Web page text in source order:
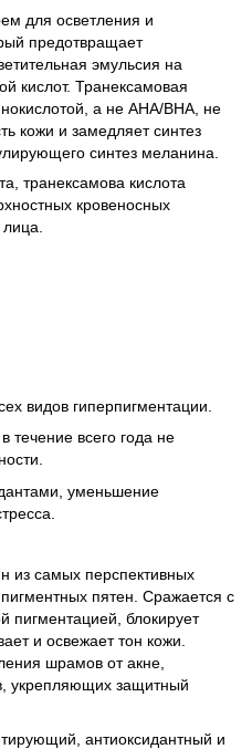
для осветления и
предотвращает
эмульсия на
кислот. Транексамовая
а не AHA/BHA, не
кожи и замедляет синтез
синтез меланина.
транексамова кислота
кровеносных
видов гиперпигментации.
течение всего года не
уменьшение
из самых перспективных
пятен. Сражается с
пигментацией, блокирует
и освежает тон кожи.
шрамов от акне,
укрепляющих защитный
антиоксидантный и